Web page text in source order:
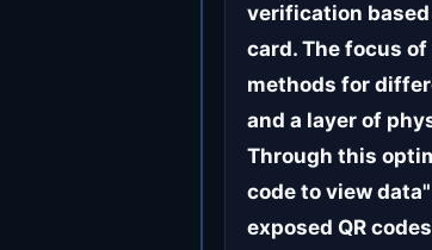
verification
card. The focus
methods for
and a layer of
Through this
code to view
exposed QR